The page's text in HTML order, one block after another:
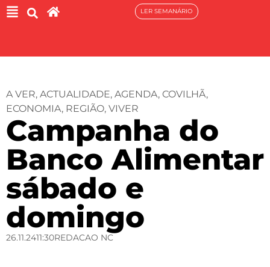
LER SEMANÁRIO
A VER, ACTUALIDADE, AGENDA, COVILHÃ,
ECONOMIA, REGIÃO, VIVER
Campanha do
Banco Alimentar
sábado e
domingo
26.11.2411:30REDACAO NC